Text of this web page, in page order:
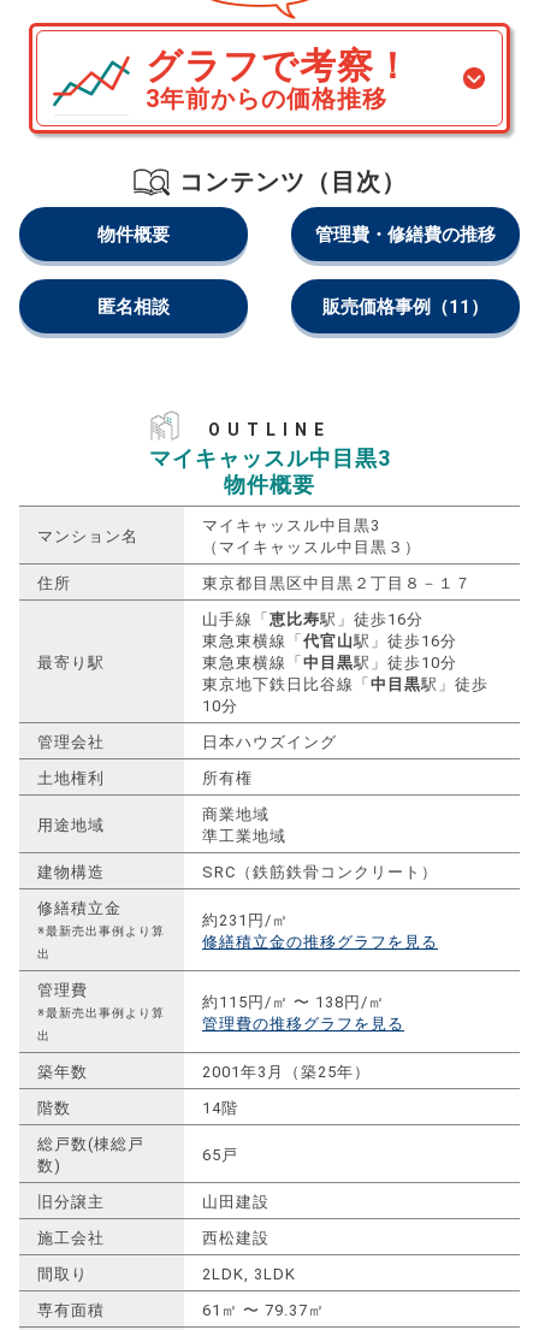
グラフで考察！
3年前からの価格推移
コンテンツ（目次）
物件概要 管理費・修繕費の推移
匿名相談 販売価格事例 （11）
OUTLINE
マイキャッスル中目黒3
物件概要
マンション名
マイキャッスル中目黒3
（マイキャッスル中目黒３）
住所
東京都目黒区中目黒２丁目８－１７
最寄り駅
山手線「 恵比寿駅」徒歩16分
東急東横線「 代官山駅」徒歩16分
東急東横線「 中目黒駅」徒歩10分
東京地下鉄日比谷線「 中目黒駅」徒歩
10分
管理会社
日本ハウズイング
土地権利
所有権
用途地域
商業地域
準工業地域
建物構造
SRC（鉄筋鉄骨コンクリート）
修繕積立金
※最新売出事例より算
出
約231円/㎡
修繕積立金の推移グラフを見る
管理費
※最新売出事例より算
出
約115円/㎡ 〜 138円/㎡
管理費の推移グラフを見る
築年数
2001年3月（築25年）
階数
14階
総戸数(棟総戸
数)
65戸
旧分譲主
山田建設
施工会社
西松建設
間取り
2LDK, 3LDK
専有面積
61㎡ 〜 79.37㎡